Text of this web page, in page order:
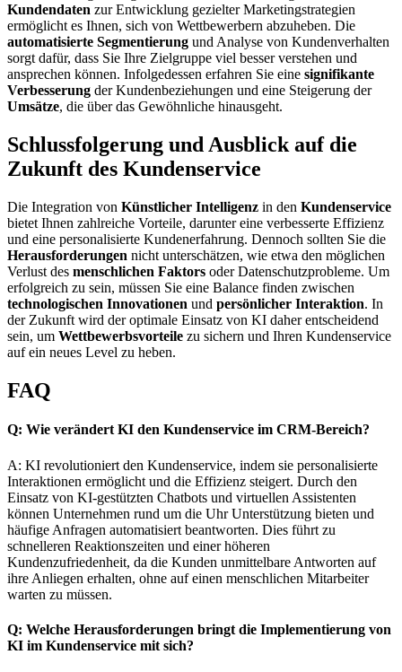
Kundendaten zur Entwicklung gezielter Marketingstrategien
ermöglicht es Ihnen, sich von Wettbewerbern abzuheben. Die
automatisierte Segmentierung und Analyse von Kundenverhalten
sorgt dafür, dass Sie Ihre Zielgruppe viel besser verstehen und
ansprechen können. Infolgedessen erfahren Sie eine signifikante
Verbesserung der Kundenbeziehungen und eine Steigerung der
Umsätze, die über das Gewöhnliche hinausgeht.
Schlussfolgerung und Ausblick auf die
Zukunft des Kundenservice
Die Integration von Künstlicher Intelligenz in den Kundenservice
bietet Ihnen zahlreiche Vorteile, darunter eine verbesserte Effizienz
und eine personalisierte Kundenerfahrung. Dennoch sollten Sie die
Herausforderungen nicht unterschätzen, wie etwa den möglichen
Verlust des menschlichen Faktors oder Datenschutzprobleme. Um
erfolgreich zu sein, müssen Sie eine Balance finden zwischen
technologischen Innovationen und persönlicher Interaktion. In
der Zukunft wird der optimale Einsatz von KI daher entscheidend
sein, um Wettbewerbsvorteile zu sichern und Ihren Kundenservice
auf ein neues Level zu heben.
FAQ
Q: Wie verändert KI den Kundenservice im CRM-Bereich?
A: KI revolutioniert den Kundenservice, indem sie personalisierte
Interaktionen ermöglicht und die Effizienz steigert. Durch den
Einsatz von KI-gestützten Chatbots und virtuellen Assistenten
können Unternehmen rund um die Uhr Unterstützung bieten und
häufige Anfragen automatisiert beantworten. Dies führt zu
schnelleren Reaktionszeiten und einer höheren
Kundenzufriedenheit, da die Kunden unmittelbare Antworten auf
ihre Anliegen erhalten, ohne auf einen menschlichen Mitarbeiter
warten zu müssen.
Q: Welche Herausforderungen bringt die Implementierung von
KI im Kundenservice mit sich?